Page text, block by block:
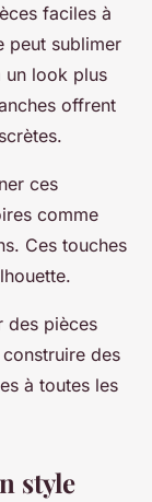
faciles à
peut sublimer
un look plus
offrent
ces
comme
Ces touches
des pièces
des
à toutes les
style